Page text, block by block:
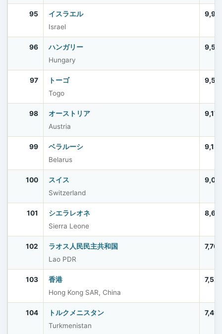
95
イスラエル
Israel
96
ハンガリー
Hungary
97
トーゴ
Togo
98
オーストリア
Austria
99
ベラルーシ
Belarus
100
スイス
Switzerland
101
シエラレオネ
Sierra Leone
102
ラオス人民民主共和国
Lao PDR
103
香港
Hong Kong SAR, China
104
トルクメニスタン
Turkmenistan